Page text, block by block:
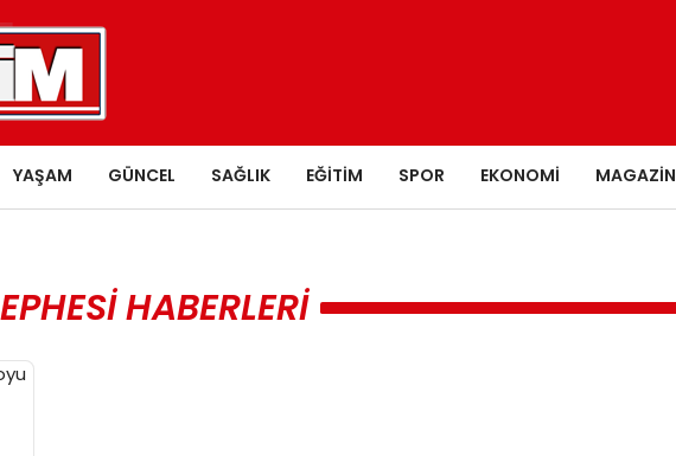
YAŞAM GÜNCEL SAĞLIK EĞITIM SPOR EKONOMI MAGAZIN
HABERLERI